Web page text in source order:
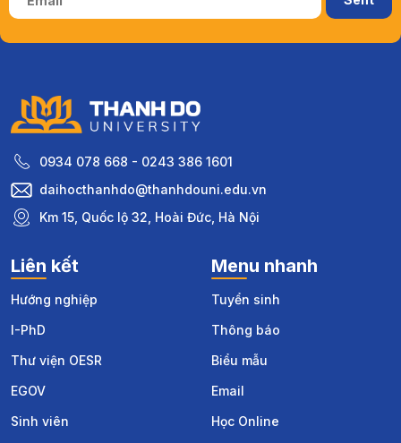
0934 078 668 - 0243 386 1601
daihocthanhdo@thanhdouni.edu.vn
Km 15, Quốc lộ 32, Hoài Đức, Hà Nội
Liên kết
Hướng nghiệp
I-PhD
Thư viện OESR
EGOV
Sinh viên
Menu nhanh
Tuyển sinh
Thông báo
Biểu mẫu
Email
Học Online